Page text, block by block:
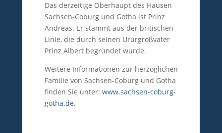
Das derzeitige Oberhaupt des Hausen
Sachsen-Coburg und Gotha ist Prinz
Andreas. Er stammt aus der britischen
Linie, die durch seinen Ururgroßvater
Prinz Albert begründet wurde.
Weitere Informationen zur herzoglichen
Familie von Sachsen-Coburg und Gotha
finden Sie unter: www.sachsen-coburg-
gotha.de.